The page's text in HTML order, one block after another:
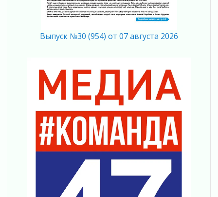
мобильного трафика
04 августа 2026
04 августа 2026
Память, сталь и музыка
04 августа 2026
Регион готовится к выборам
Никакого принуждения, только письменное
согласие
04 августа 2026
Без риска для здоровья и кошелька
Важная информация
Выпуск №30 (954) от 07 августа 2026